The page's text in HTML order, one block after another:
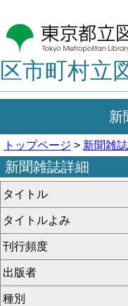
区市町村立
新
トップページ > 新聞雑
新聞雑誌詳細
タイトル
タイトルよみ
刊行頻度
出版者
種別